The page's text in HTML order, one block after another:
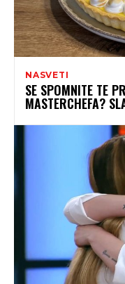
NASVETI
SE SPOMNITE TE
MASTERCHEFA?